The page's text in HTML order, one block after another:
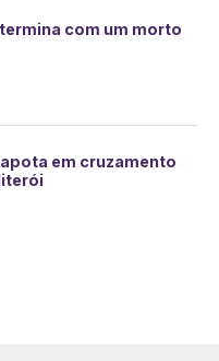
com um morto
em cruzamento